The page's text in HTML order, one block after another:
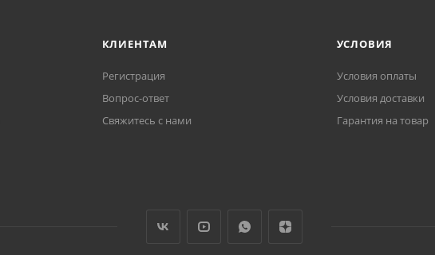
КЛИЕНТАМ
Регистрация
Вопрос-ответ
Свяжитесь с нами
УСЛОВИЯ
Условия оплаты
Условия доставки
Гарантия на товар